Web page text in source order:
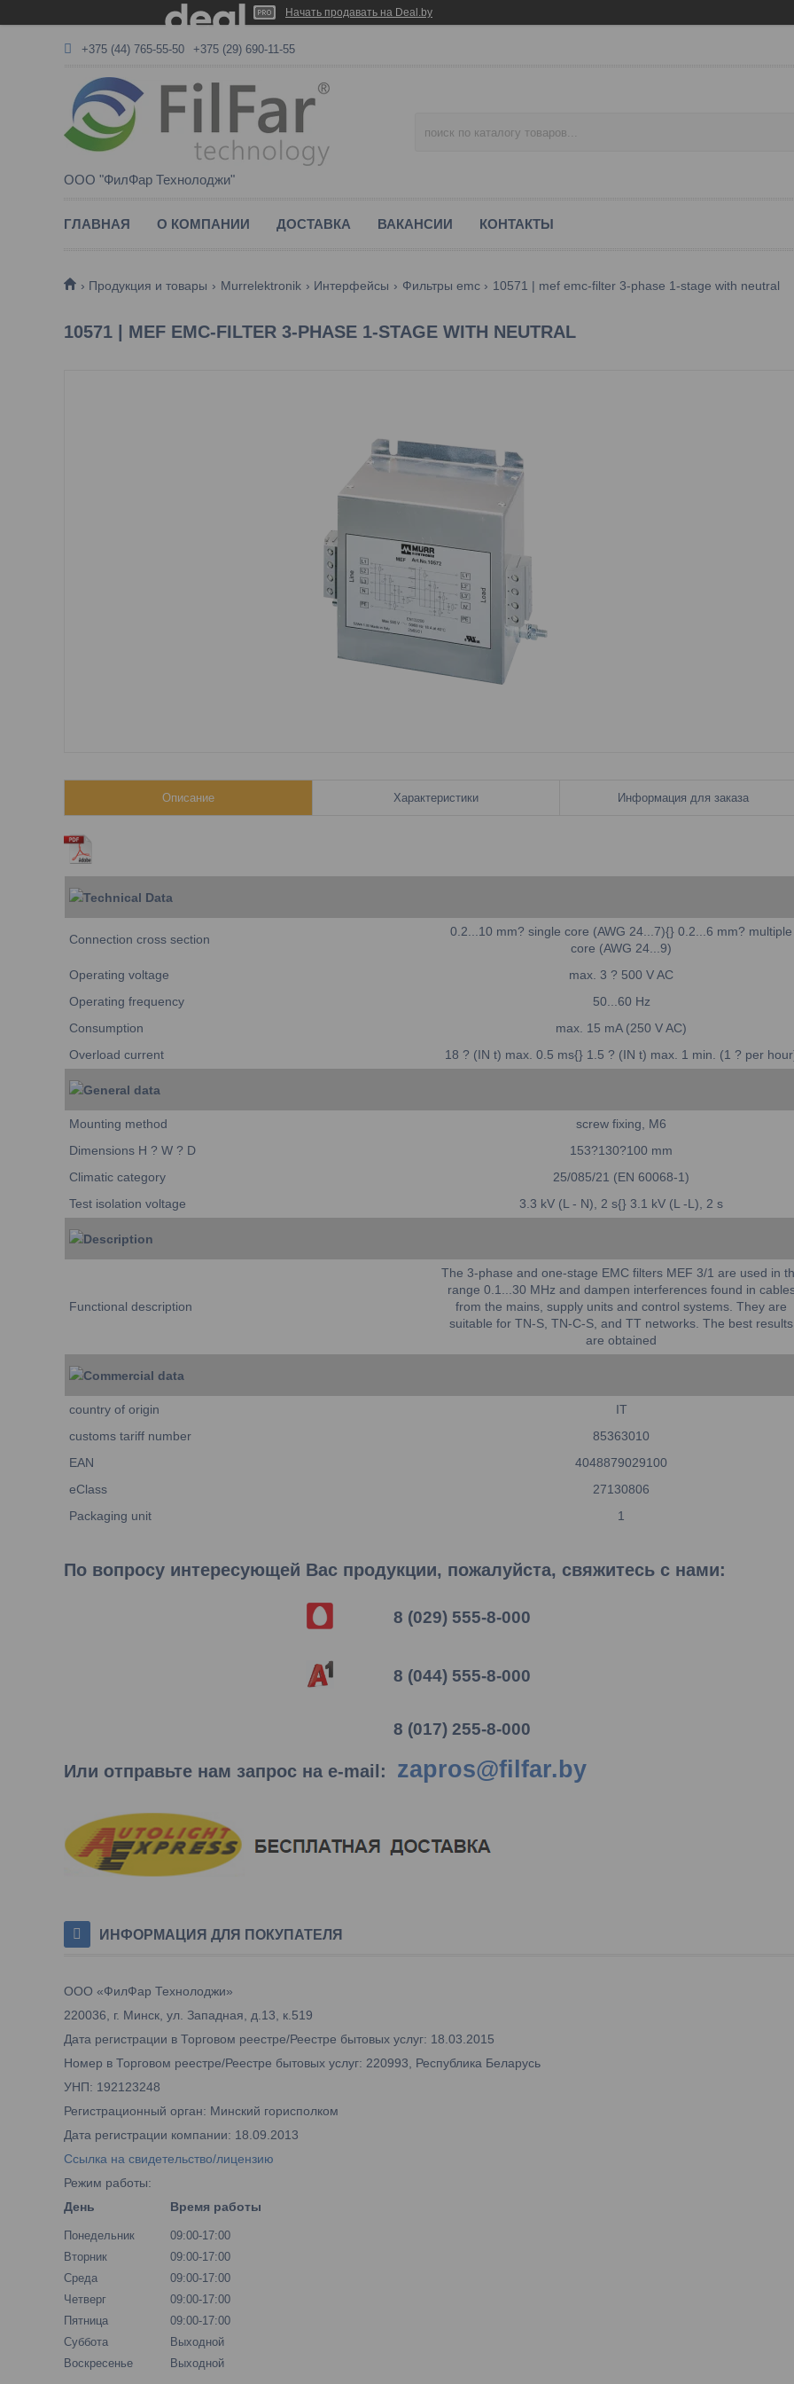
Начать продавать на Deal.by
+375 (44) 765-55-50 +375 (29) 690-11-55
ООО "ФилФар Технолоджи"
ГЛАВНАЯ О КОМПАНИИ ДОСТАВКА ВАКАНСИИ КОНТАКТЫ
Продукция и товары Murrelektronik Интерфейсы Фильтры emc 10571 | mef emc-filter 3-phase 1-stage with neutral
10571 | MEF EMC-FILTER 3-PHASE 1-STAGE WITH NEUTRAL
Описание Характеристики Информация для заказа
Technical Data
Connection cross section
0.2...10 mm? single core (AWG 24...7){} 0.2...6 mm? multiple
core (AWG 24...9)
Operating voltage
max. 3 ? 500 V AC
Operating frequency
50...60 Hz
Consumption
max. 15 mA (250 V AC)
Overload current
18 ? (IN t) max. 0.5 ms{} 1.5 ? (IN t) max. 1 min. (1 ? per
General data
Mounting method
screw fixing, M6
Dimensions H ? W ? D
153?130?100 mm
Climatic category
25/085/21 (EN 60068-1)
Test isolation voltage
3.3 kV (L - N), 2 s{} 3.1 kV (L -L), 2 s
Description
Functional description
The 3-phase and one-stage EMC filters MEF 3/1 are used in
range 0.1...30 MHz and dampen interferences found in
from the mains, supply units and control systems. They are
suitable for TN-S, TN-C-S, and TT networks. The best results
are obtained
Commercial data
country of origin
IT
customs tariff number
85363010
EAN
4048879029100
eClass
27130806
Packaging unit
1
По вопросу интересующей Вас продукции, пожалуйста, свяжитесь с нами:
8 (029) 555-8-000
8 (044) 555-8-000
8 (017) 255-8-000
Или отправьте нам запрос на e-mail: zapros@filfar.by
ИНФОРМАЦИЯ ДЛЯ ПОКУПАТЕЛЯ
ООО «ФилФар Технолоджи»
220036, г. Минск, ул. Западная, д.13, к.519
Дата регистрации в Торговом реестре/Реестре бытовых услуг: 18.03.2015
Номер в Торговом реестре/Реестре бытовых услуг: 220993, Республика Беларусь
УНП: 192123248
Регистрационный орган: Минский горисполком
Дата регистрации компании: 18.09.2013
Ссылка на свидетельство/лицензию
Режим работы:
День
Время работы
Понедельник
09:00-17:00
Вторник
09:00-17:00
Среда
09:00-17:00
Четверг
09:00-17:00
Пятница
09:00-17:00
Суббота
Выходной
Воскресенье
Выходной